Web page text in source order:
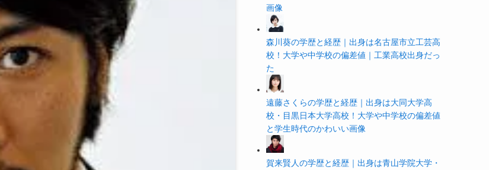
画像
森川葵の学歴と経歴｜出身は名古屋市立工芸高
校！大学や中学校の偏差値｜工業高校出身だっ
た
遠藤さくらの学歴と経歴｜出身は大同大学高
校・目黒日本大学高校！大学や中学校の偏差値
と学生時代のかわいい画像
賀来賢人の学歴と経歴｜出身は青山学院大学・